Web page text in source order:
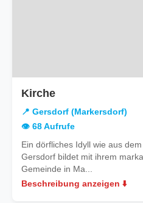
Kirchein
Gersdorf
(Markersdorf)
📍 Gersdorf (Markersdorf)
👁️ 68 Aufrufe
Ein dörfliches Idyll wie aus
Gersdorf bildet mit ihrem
Gemeinde in Ma...
Beschreibung anzeigen ⬇️